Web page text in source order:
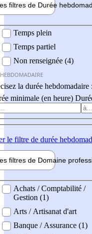
filtres de Durée hebdo
Temps plein
Temps partiel
Non renseignée (4)
la durée hebdomadaire :
minimale (en heure)
le filtre de durée
filtres de Domaine pro
professionel
Achats / Comptabilité /
Gestion (1)
Arts / Artisanat d'art
Banque / Assurance (1)